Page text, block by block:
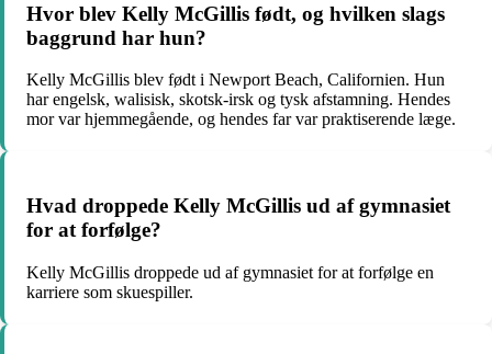
Hvor blev Kelly McGillis født, og hvilken slags
baggrund har hun?
Kelly McGillis blev født i Newport Beach, Californien. Hun
har engelsk, walisisk, skotsk-irsk og tysk afstamning. Hendes
mor var hjemmegående, og hendes far var praktiserende læge.
Hvad droppede Kelly McGillis ud af gymnasiet
for at forfølge?
Kelly McGillis droppede ud af gymnasiet for at forfølge en
karriere som skuespiller.